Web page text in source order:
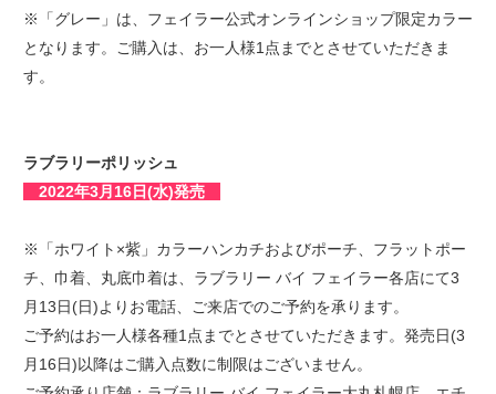
※「グレー」は、フェイラー公式オンラインショップ限定カラー
となります。ご購入は、お一人様1点までとさせていただきま
す。
ラブラリーポリッシュ
2022年3月16日(水)発売
※「ホワイト×紫」カラーハンカチおよびポーチ、フラットポー
チ、巾着、丸底巾着は、ラブラリー バイ フェイラー各店にて3
月13日(日)よりお電話、ご来店でのご予約を承ります。
ご予約はお一人様各種1点までとさせていただきます。発売日(3
月16日)以降はご購入点数に制限はございません。